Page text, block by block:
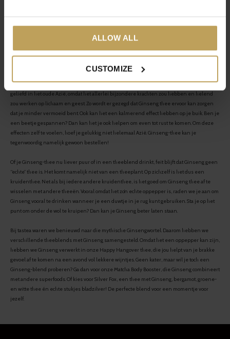
ALLOW ALL
CUSTOMIZE
€27,95
8 van de 8 producten gezien
Misschien heb je wel eens van Ginseng-thee gehoord. Er gaan namelijk nogal wat
fabelachtige verhalen rond over deze wortel. Ginseng is al eeuwenlang bekend en
geliefd in het oude Azië, omdat het allerlei bijzondere krachten zou hebben en helend
zou werken op lichaam en geest. Zo wordt er gezegd dat Ginseng thee ervoor kan zorgen
dat je minder vermoeid bent. Ook kan het een kalmerend effect hebben op je buik. Ben je
een beetje gespannen? Dan kan het je ook helpen om even tot rust te komen. Om deze
effecten zelf te voelen, hoef je gelukkig niet helemaal Azië. Ginseng-thee kan je
tegenwoordig namelijk gewoon bestellen!
Of je Ginseng-thee nu liever puur of in een theeblend drinkt, feit blijft dat Ginseng geen
“echte” thee is. Het komt namelijk niet van een theeplant. Op zichzelf is het dus een
kruidenthee. Net als bij iedere andere kruidenthee, is het goed om Ginseng thee af te
wisselen met andere theeën. Vooral omdat het zo’n echte oppepper is, raden we je aan om
Ginseng vooral te drinken wanneer je een duwtje in je rug kunt gebruiken. Sta je op het
punt om onder de wol te kruipen? Dan kan je Ginseng beter laten staan.
Bij tastea waren we benieuwd naar die mythische Ginsengwortel. Daarom hebben we
verschillende theeblends met Ginseng samengesteld. Omdat het een oppepper kan zijn,
hebben we Ginseng verwerkt in onze Happy Hangover thee, die jou helpt van je brakke
gevoel af te komen na een avond vol lekkere wijntjes. Geen kater, maar wil je toch een
Ginseng-blend proberen? Ga dan voor onze Matcha Body Booster, die Ginseng combineert
met andere superfoods. Of kies voor Silver Fox, een thee met Ginseng, bergamot, groene-
en witte thee én echte stukjes bladzilver! De perfecte blend voor een momentje voor
jezelf.